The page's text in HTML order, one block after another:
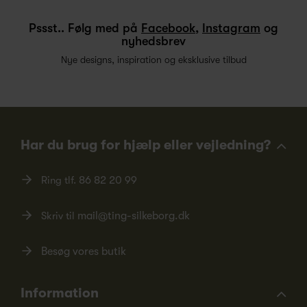
Pssst.. Følg med på Facebook, Instagram og
nyhedsbrev
Nye designs, inspiration og eksklusive tilbud
Har du brug for hjælp eller vejledning?
Ring tlf. 86 82 20 99
Skriv til mail@ting-silkeborg.dk
Besøg vores butik
Information